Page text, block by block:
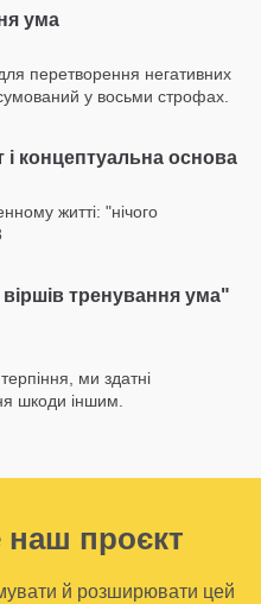
ума
перетворення негативних
у восьми строфах.
і концептуальна основа
житті: "нічого
тренування ума"
ми здатні
шкоди іншим.
наш проєкт
й розширювати цей